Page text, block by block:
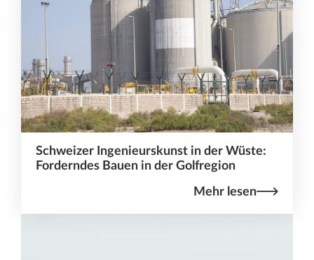
Schweizer Ingenieurskunst in der Wüste:
Forderndes Bauen in der Golfregion
Mehr lesen